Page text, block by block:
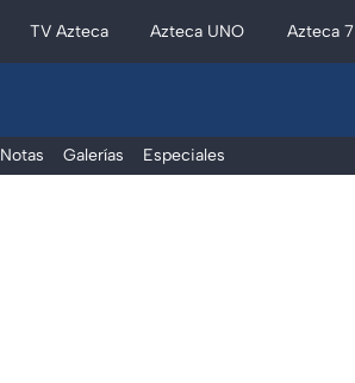
TV Azteca Azteca UNO Azteca 7
Notas Galerías Especiales